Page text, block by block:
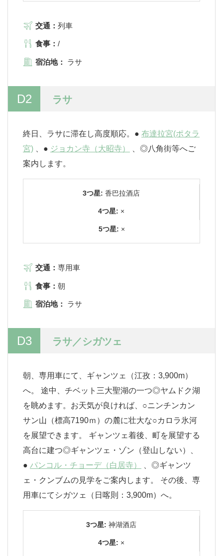
交通： 列車
食事： /
宿泊地： ラサ
D2 ラサ
終日、ラサに滞在し高度順応。● 布達拉宮(ポタラ
宮) 、● ジョカン寺（大昭寺）
、◎八角街等へご
案内します。
3つ星: 香巴拉酒店
4つ星: ×
5つ星: ×
交通： 専用車
食事： 朝
宿泊地： ラサ
D3 ラサ／シガツェ
朝、専用車にて、ギャンツェ（江孜：3,900m）
へ。 途中、チベット三大聖湖の一つ◎ヤムドク湖
を眺めます。お天気が良ければ、○ニンチンカン
サン山（標高7190ｍ）の麓に壮大な○カロラ氷河
を展望できます。 ギャンツェ着後、町を展望する
高台に建つ◎ギャンツェ・ゾン（登山しない）、
● パンコル・チョーデ（白居寺）
、◎ギャンツ
ェ・クンブムの見学をご案内します。 その後、専
用車にてシガツェ（日喀則：3,900m）へ。
3つ星: 神湖酒店
4つ星: ×